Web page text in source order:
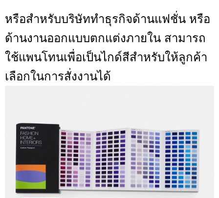
หรือสำหรับบริษัททำธุรกิจด้านแฟชั่น หรือ
ด้านงานออกแบบตกแต่งภายใน สามารถ
ใช้แพนโทนเพื่อเป็นไกด์สีสำหรับให้ลูกค้า
เลือกในการสั่งงานได้